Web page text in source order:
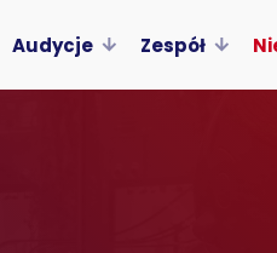
Audycje Zespół